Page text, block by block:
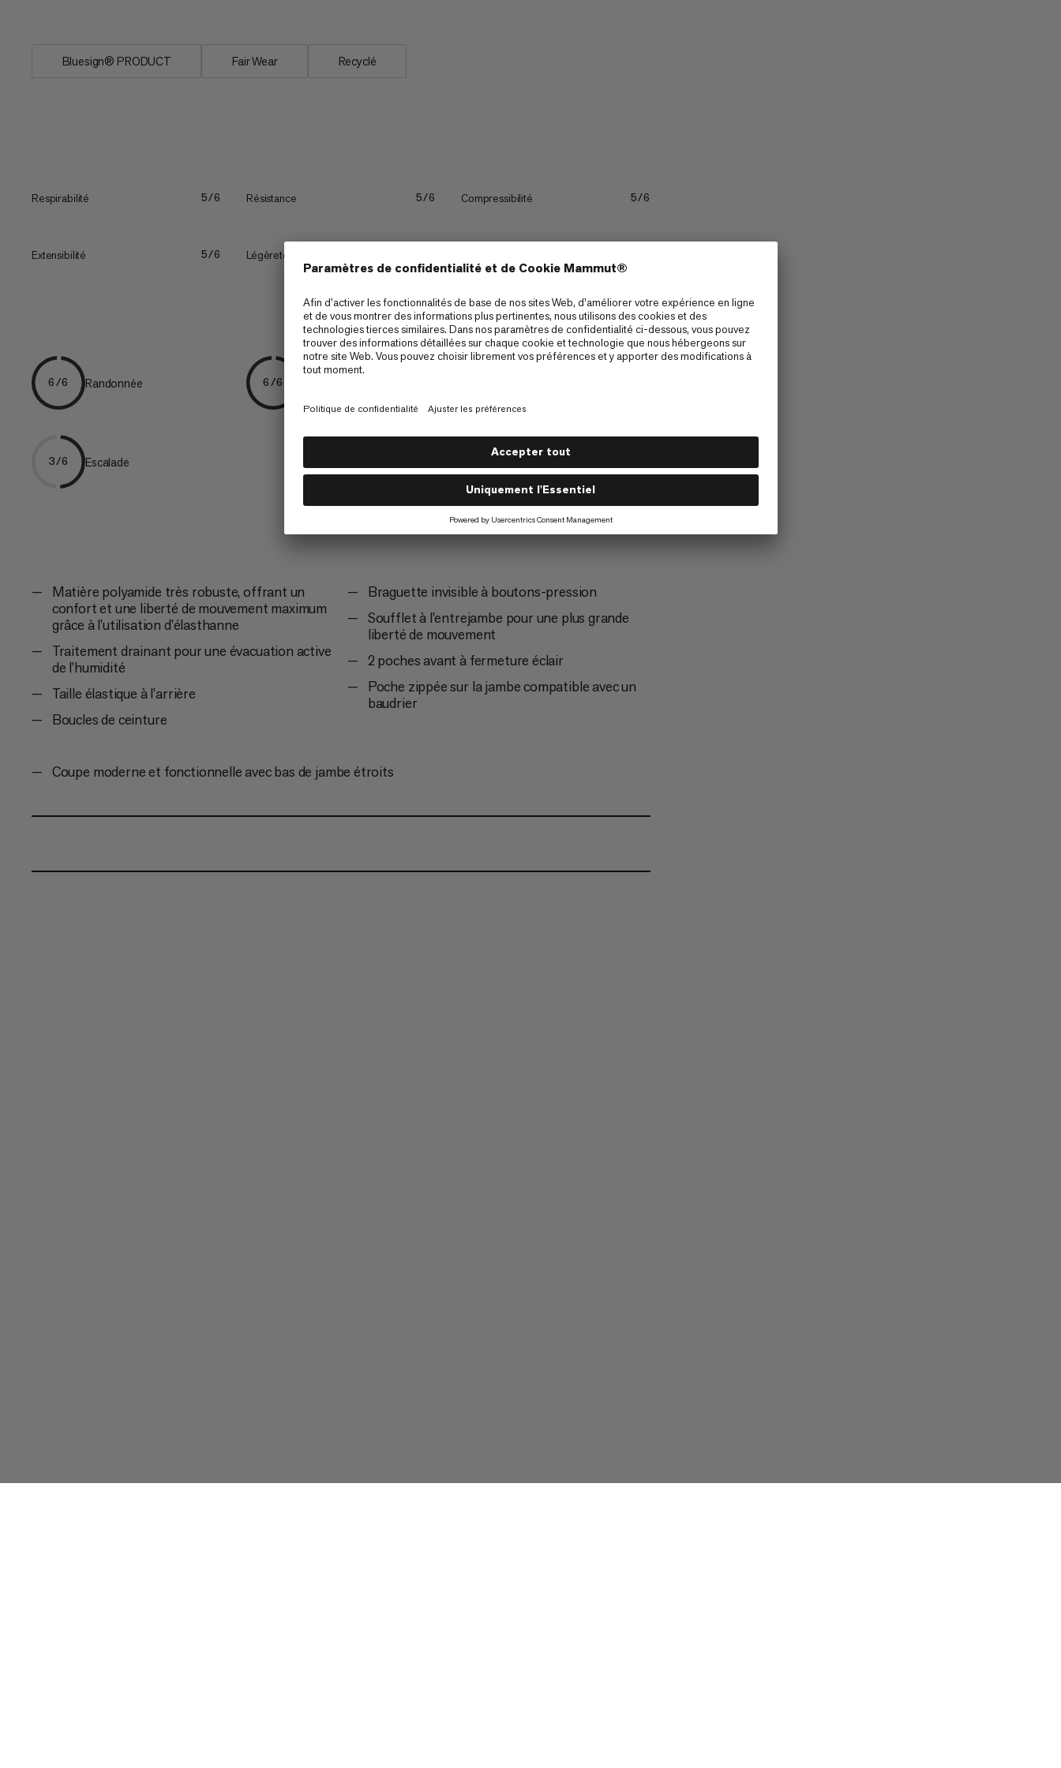
Bluesign® PRODUCT Fair Wear Recyclé
Respirabilité 5/6 Résistance 5/6 Compressibilité 5/6
Extensibilité 5/6 Légèreté
6/6 Randonnée 6/6
3/6 Escalade
Matière polyamide très robuste, offrant un
confort et une liberté de mouvement maximum
grâce à l’utilisation d’élasthanne
Traitement drainant pour une évacuation active
de l’humidité
Taille élastique à l’arrière
Boucles de ceinture
Braguette invisible à boutons-pression
Soufflet à l’entrejambe pour une plus grande
liberté de mouvement
2 poches avant à fermeture éclair
Poche zippée sur la jambe compatible avec un
baudrier
Coupe moderne et fonctionnelle avec bas de jambe étroits
Ducan Pants Men